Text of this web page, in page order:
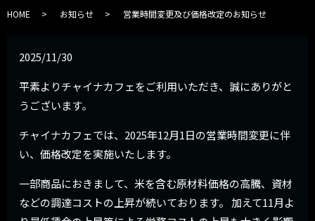
HOME お知らせ 営業時間変更及び価格改定のお知らせ
2025/11/30
平素よりチャイナカフェをご利用いただき、誠にありがと
うございます。
チャイナカフェでは、2025年12月1日の営業時間変更に伴
い、価格改定を実施いたします。
一部商品におきまして、米を含む原材料価格の高騰、資材
などの調達コストの上昇が続いております。 加えて11月よ